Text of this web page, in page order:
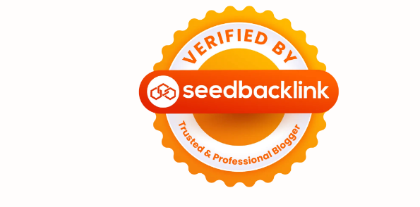
Tata Surya
Hype Astronot
Asteroid Observasi
Premium Komet
Penelitian
Satelit